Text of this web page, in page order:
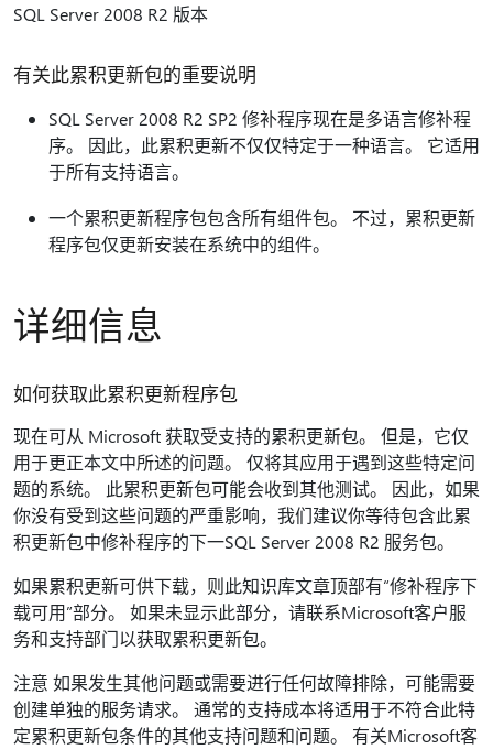
SQL Server 2008 R2 版本
有关此累积更新包的重要说明
SQL Server 2008 R2 SP2 修补程序现在是多语言修补程
序。 因此，此累积更新不仅仅特定于一种语言。 它适用
于所有支持语言。
一个累积更新程序包包含所有组件包。 不过，累积更新
程序包仅更新安装在系统中的组件。
详细信息
如何获取此累积更新程序包
现在可从 Microsoft 获取受支持的累积更新包。 但是，它仅
用于更正本文中所述的问题。 仅将其应用于遇到这些特定问
题的系统。 此累积更新包可能会收到其他测试。 因此，如果
你没有受到这些问题的严重影响，我们建议你等待包含此累
积更新包中修补程序的下一SQL Server 2008 R2 服务包。
如果累积更新可供下载，则此知识库文章顶部有“修补程序下
载可用”部分。 如果未显示此部分，请联系Microsoft客户服
务和支持部门以获取累积更新包。
注意 如果发生其他问题或需要进行任何故障排除，可能需要
创建单独的服务请求。 通常的支持成本将适用于不符合此特
定累积更新包条件的其他支持问题和问题。 有关Microsoft客